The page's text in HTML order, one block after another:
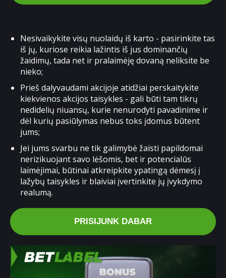
Nesivaikykite visų nuolaidų iš karto - pasirinkite tas
iš jų, kuriose reikia lažintis iš jus dominančių
žaidimų, tada net ir pralaimėję dovaną neliksite be
nieko;
Prieš dalyvaudami akcijoje atidžiai perskaitykite
kiekvienos akcijos taisykles - gali būti tam tikrų
nedidelių niuansų, kurie nenurodyti pavadinime ir
dėl kurių pasiūlymas nebus toks įdomus būtent
jums;
Jei jums svarbu ne tik galimybė žaisti papildomai
nerizikuojant savo lėšomis, bet ir potencialūs
laimėjimai, būtinai atkreipkite ypatingą dėmesį į
lažybų taisykles ir blaiviai įvertinkite jų įvykdymo
realumą.
PRISIJUNK DABAR